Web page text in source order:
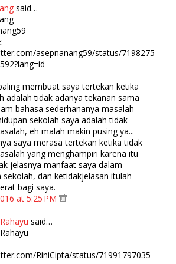
said…
asepnanang59/status/7198275
membuat saya tertekan ketika
adalah tidak adanya tekanan sama
bahasa sederhananya masalah
sekolah saya adalah tidak
eh malah makin pusing ya...
saya merasa tertekan ketika tidak
yang menghampiri karena itu
jelasnya manfaat saya dalam
sekolah, dan ketidakjelasan itulah
bagi saya.
at 5:25 PM
said…
RiniCipta/status/71991797035